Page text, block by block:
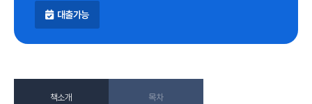
대출가능
책소개 목차